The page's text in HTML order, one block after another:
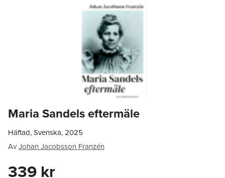
Maria Sandels eftermäle
Häftad, Svenska, 2025
AvJohan Jacobsson Franzén
339 kr